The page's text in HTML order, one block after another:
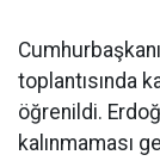
toplantısında
öğrenildi.
kalınmaması